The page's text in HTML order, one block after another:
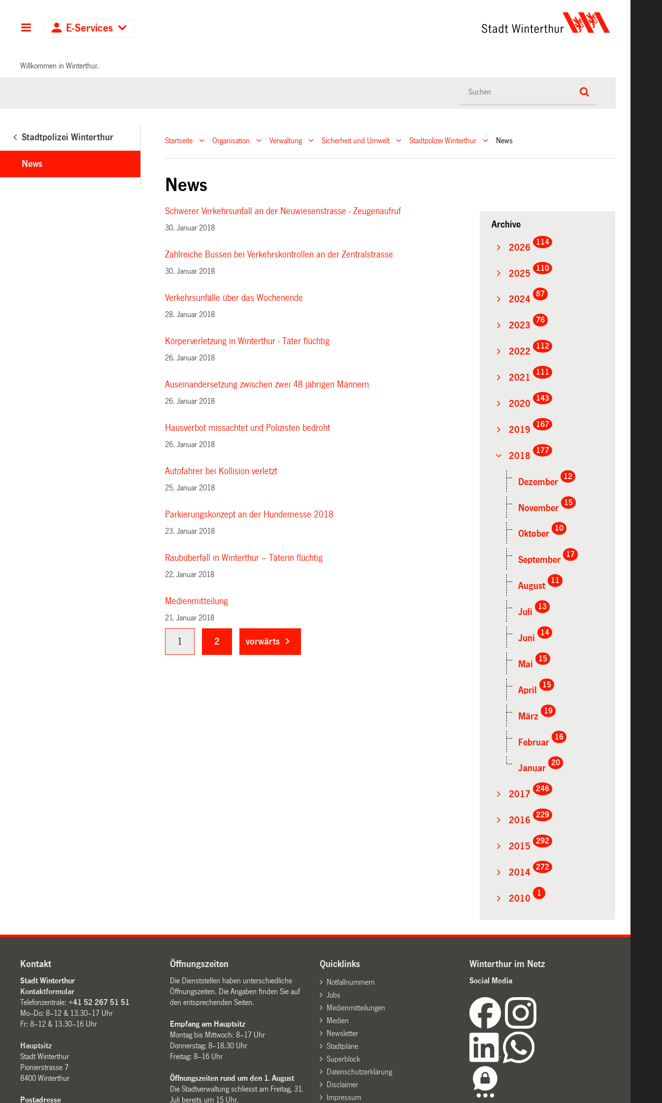
Hauptnavigation
E-Services
Willkommen in Winterthur.
Stadtpolizei Winterthur
News
Startseite Organisation Verwaltung Sicherheit und Umwelt Stadtpolizei Winterthur News
News
Schwerer Verkehrsunfall an der Neuwiesenstrasse - Zeugenaufruf
30. Januar 2018
Zahlreiche Bussen bei Verkehrskontrollen an der Zentralstrasse
30. Januar 2018
Verkehrsunfälle über das Wochenende
28. Januar 2018
Körperverletzung in Winterthur - Täter flüchtig
26. Januar 2018
Auseinandersetzung zwischen zwei 48 jährigen Männern
26. Januar 2018
Hausverbot missachtet und Polizisten bedroht
26. Januar 2018
Autofahrer bei Kollision verletzt
25. Januar 2018
Parkierungskonzept an der Hundemesse 2018
23. Januar 2018
Raubüberfall in Winterthur – Täterin flüchtig
22. Januar 2018
Medienmitteilung
21. Januar 2018
1 2 vorwärts
Archive
2026
114
2025
110
2024
87
2023
76
2022
112
2021
111
2020
143
2019
167
2018
177
Dezember
12
November
15
Oktober
10
September
17
August
11
Juli
13
Juni
14
Mai
15
April
15
März
19
Februar
16
Januar
20
2017
246
2016
229
2015
292
2014
272
2010
1
Kontakt
Stadt Winterthur
Kontaktformular
Telefonzentrale:+41 52 267 51 51
Mo–Do: 8–12 & 13.30–17 Uhr
Fr: 8–12 & 13.30–16 Uhr
Hauptsitz
Stadt Winterthur
Pionierstrasse 7
8400 Winterthur
Postadresse
Öffnungszeiten
Die Dienststellen haben unterschiedliche
Öffnungszeiten. Die Angaben finden Sie auf
den entsprechenden Seiten.
Empfang am Hauptsitz
Montag bis Mittwoch: 8–17 Uhr
Donnerstag: 8–18.30 Uhr
Freitag: 8–16 Uhr
Öffnungszeiten rund um den 1. August
Die Stadtverwaltung schliesst am Freitag, 31.
Juli bereits um 15 Uhr.
Quicklinks
Notfallnummern
Jobs
Medienmitteilungen
Medien
Newsletter
Stadtpläne
Superblock
Datenschutzerklärung
Disclaimer
Impressum
Winterthur im Netz
Social Media